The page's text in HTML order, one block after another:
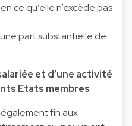
ce qu’elle n’excède pas
part substantielle de
et d’une activité
Etats membres
fin aux